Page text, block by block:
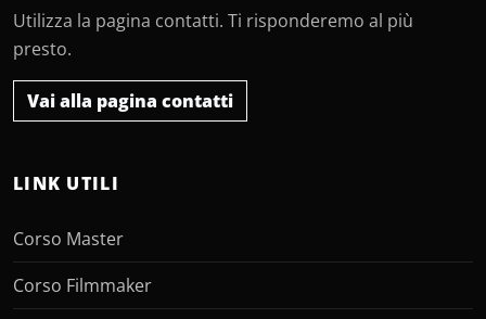
Utilizza la pagina contatti. Ti risponderemo al più
presto.
Vai alla pagina contatti
LINK UTILI
Corso Master
Corso Filmmaker